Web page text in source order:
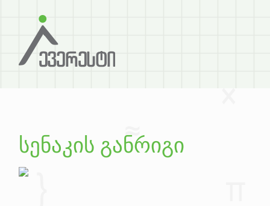
სენაკის განრიგი